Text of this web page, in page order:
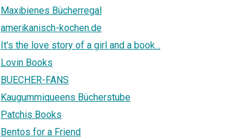
Maxibienes Bücherregal
amerikanisch-kochen.de
It's the love story of a girl and a book...
Lovin Books
BUECHER-FANS
Kaugummiqueens Bücherstube
Patchis Books
Bentos for a Friend